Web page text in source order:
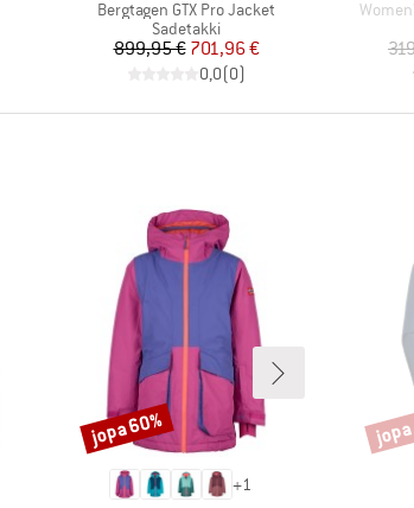
Tuote
Bergtagen GTX Pro Jacket
Tuoteryhmä
Sadetakki
Hinta
899,95 €Alennettu hinta
701,96 €
0,0(0)
Tuote
+1
Alennus
jopa 60%